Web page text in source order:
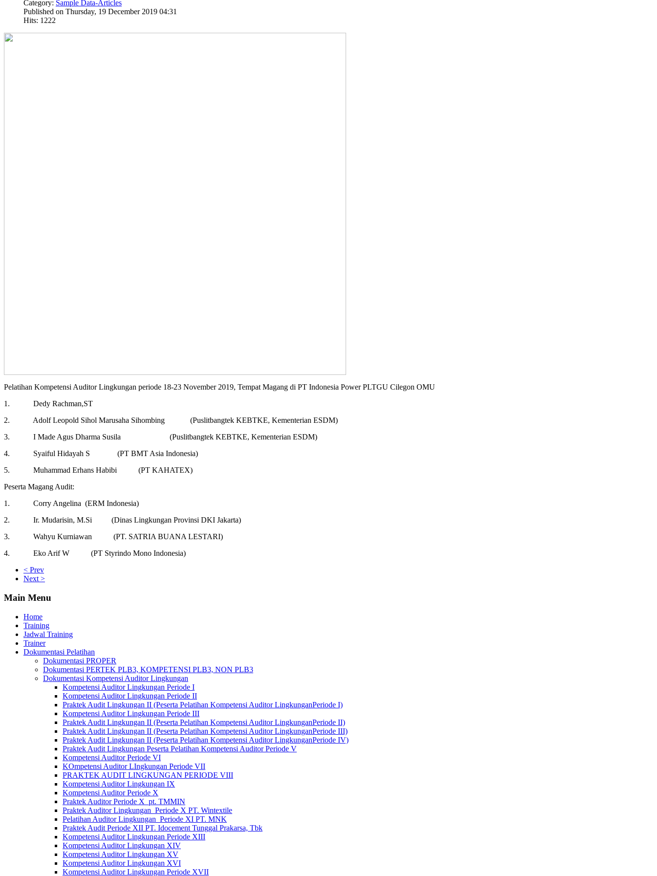
Category: Sample Data-Articles
Published on Thursday, 19 December 2019 04:31
Hits: 1222
Pelatihan Kompetensi Auditor Lingkungan periode 18-23 November 2019, Tempat Magang di PT Indonesia Power PLTGU Cilegon OMU
1.
Dedy Rachman,ST
2.
Adolf Leopold Sihol Marusaha Sihombing
(Puslitbangtek KEBTKE, Kementerian ESDM)
3.
I Made Agus Dharma Susila
(Puslitbangtek KEBTKE, Kementerian ESDM)
4.
Syaiful Hidayah S
(PT BMT Asia Indonesia)
5.
Muhammad Erhans Habibi
(PT KAHATEX)
Peserta Magang Audit:
1.
Corry Angelina (ERM Indonesia)
2.
Ir. Mudarisin, M.Si
(Dinas Lingkungan Provinsi DKI Jakarta)
3.
Wahyu Kurniawan
(PT. SATRIA BUANA LESTARI)
4.
Eko Arif W
(PT Styrindo Mono Indonesia)
< Prev
Next >
Main Menu
Home
Training
Jadwal Training
Trainer
Dokumentasi Pelatihan
Dokumentasi PROPER
Dokumentasi PERTEK PLB3, KOMPETENSI PLB3, NON PLB3
Dokumentasi Kompetensi Auditor Lingkungan
Kompetensi Auditor Lingkungan Periode I
Kompetensi Auditor Lingkungan Periode II
Praktek Audit Lingkungan II (Peserta Pelatihan Kompetensi Auditor LingkunganPeriode I)
Kompetensi Auditor Lingkungan Periode III
Praktek Audit Lingkungan II (Peserta Pelatihan Kompetensi Auditor LingkunganPeriode II)
Praktek Audit Lingkungan II (Peserta Pelatihan Kompetensi Auditor LingkunganPeriode III)
Praktek Audit Lingkungan II (Peserta Pelatihan Kompetensi Auditor LingkunganPeriode IV)
Praktek Audit Lingkungan Peserta Pelatihan Kompetensi Auditor Periode V
Kompetensi Auditor Periode VI
KOmpetensi Auditor LIngkungan Periode VII
PRAKTEK AUDIT LINGKUNGAN PERIODE VIII
Kompetensi Auditor Lingkungan IX
Kompetensi Auditor Periode X
Praktek Auditor Periode X_pt. TMMIN
Praktek Auditor Lingkungan_Periode X PT. Wintextile
Pelatihan Auditor Lingkungan_Periode XI PT. MNK
Praktek Audit Periode XII PT. Idocement Tunggal Prakarsa, Tbk
Kompetensi Auditor Lingkungan Periode XIII
Kompetensi Auditor Lingkungan XIV
Kompetensi Auditor Lingkungan XV
Kompetensi Auditor Lingkungan XVI
Kompetensi Auditor Lingkungan Periode XVII